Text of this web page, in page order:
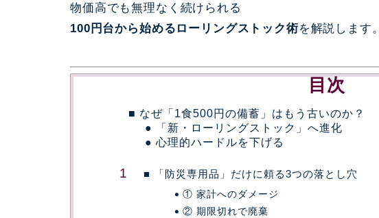
物価高でも無理なく続けられる
100円台から始めるローリングストック術を解説します。
目次
■ なぜ「1食500円の備蓄」はもう古いのか？
● 「新・ローリングストック」へ進化
● 心理的ハードルを下げる
■ 「防災専用品」だけに頼る3つの落とし穴
① 家計へのダメージ
② 期限切れで廃棄